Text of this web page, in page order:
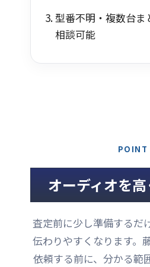
型番不明・複数台ま
相談可能
POINT
オーディオを
査定前に少し準備するだ
伝わりやすくなります。
依頼する前に、分かる範